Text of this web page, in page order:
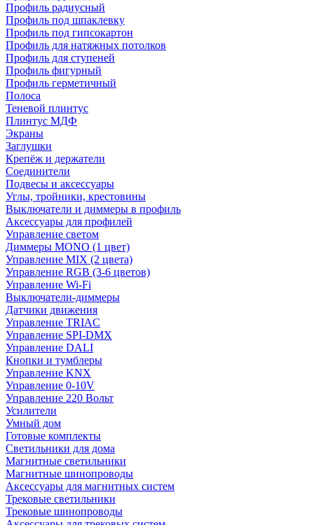
Профиль радиусный
Профиль под шпаклевку
Профиль под гипсокартон
Профиль для натяжных потолков
Профиль для ступеней
Профиль фигурный
Профиль герметичный
Полоса
Теневой плинтус
Плинтус МДФ
Экраны
Заглушки
Крепёж и держатели
Соединители
Подвесы и аксессуары
Углы, тройники, крестовины
Выключатели и диммеры в профиль
Аксессуары для профилей
Управление светом
Диммеры MONO (1 цвет)
Управление MIX (2 цвета)
Управление RGB (3-6 цветов)
Управление Wi-Fi
Выключатели-диммеры
Датчики движения
Управление TRIAC
Управление SPI-DMX
Управление DALI
Кнопки и тумблеры
Управление KNX
Управление 0-10V
Управление 220 Вольт
Усилители
Умный дом
Готовые комплекты
Светильники для дома
Магнитные светильники
Магнитные шинопроводы
Аксессуары для магнитных систем
Трековые светильники
Трековые шинопроводы